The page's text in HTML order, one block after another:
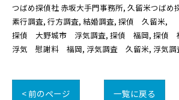
つばめ探偵社 赤坂大手門事務所 久留米つばめ
素行調査 行方調査 結婚調査 探偵 久留米
探偵 大野城市 浮気調査 探偵 福岡 探偵
浮気 慰謝料 福岡 浮気調査 久留米 浮気
< 前のページ 一覧に戻る